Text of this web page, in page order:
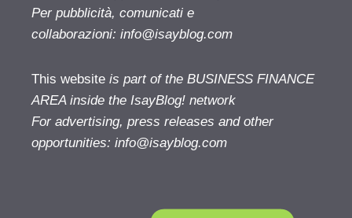
Per pubblicità, comunicati e
collaborazioni: info@isayblog.com
This website is part of the BUSINESS FINANCE
AREA inside the IsayBlog! network
For advertising, press releases and other
opportunities: info@isayblog.com